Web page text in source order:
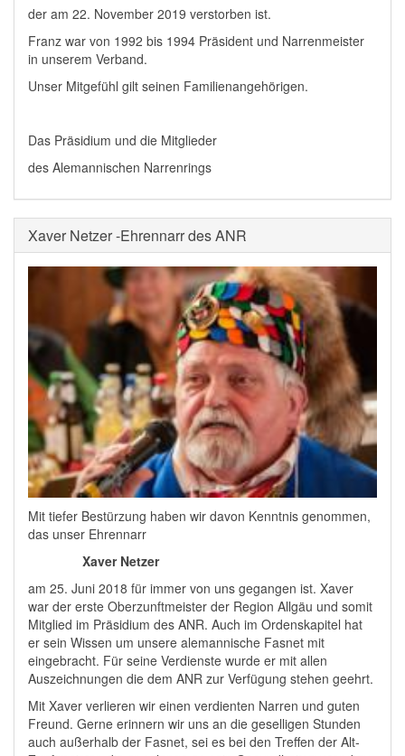
der am 22. November 2019 verstorben ist.
Franz war von 1992 bis 1994 Präsident und Narrenmeister
in unserem Verband.
Unser Mitgefühl gilt seinen Familienangehörigen.
Das Präsidium und die Mitglieder
des Alemannischen Narrenrings
Xaver Netzer -Ehrennarr des ANR
Mit tiefer Bestürzung haben wir davon Kenntnis genommen,
das unser Ehrennarr
Xaver Netzer
am 25. Juni 2018 für immer von uns gegangen ist. Xaver
war der erste Oberzunftmeister der Region Allgäu und somit
Mitglied im Präsidium des ANR. Auch im Ordenskapitel hat
er sein Wissen um unsere alemannische Fasnet mit
eingebracht. Für seine Verdienste wurde er mit allen
Auszeichnungen die dem ANR zur Verfügung stehen geehrt.
Mit Xaver verlieren wir einen verdienten Narren und guten
Freund. Gerne erinnern wir uns an die geselligen Stunden
auch außerhalb der Fasnet, sei es bei den Treffen der Alt-